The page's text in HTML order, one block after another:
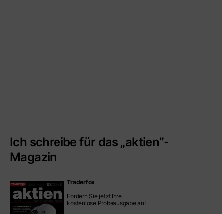
Ich schreibe für das „aktien”-
Magazin
Traderfox
Fordern Sie jetzt Ihre
kostenlose Probeausgabe an!